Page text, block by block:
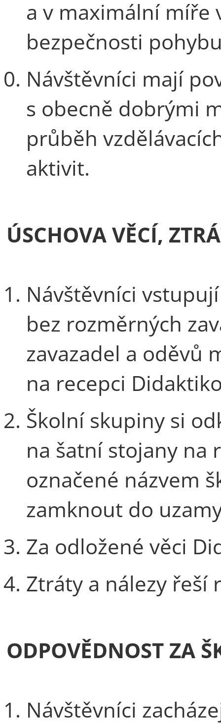
a v maximální míře
bezpečnosti
Návštěvníci mají
s obecně dobrými
průběh
aktivit.
ÚSCHOVA VĚCÍ,
Návštěvníci
bez rozměrných
zavazadel a oděvů
na recepci
Školní skupiny si
na šatní stojany na
označené názvem
zamknout do
Za odložené věci
Ztráty a nálezy řeší
ODPOVĚDNOST ZA
Návštěvníci